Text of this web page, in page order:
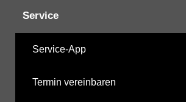
Service
Service-App
Termin vereinbaren